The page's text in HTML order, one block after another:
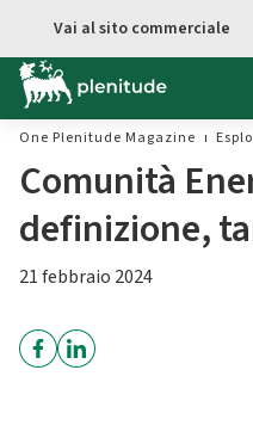
Vai al contenuto
Vai al sito commerciale
One Plenitude Magazine
Comunità
definizione,
21 febbraio 2024